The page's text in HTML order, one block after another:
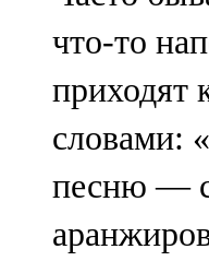
что-то
приходят
словами:
песню —